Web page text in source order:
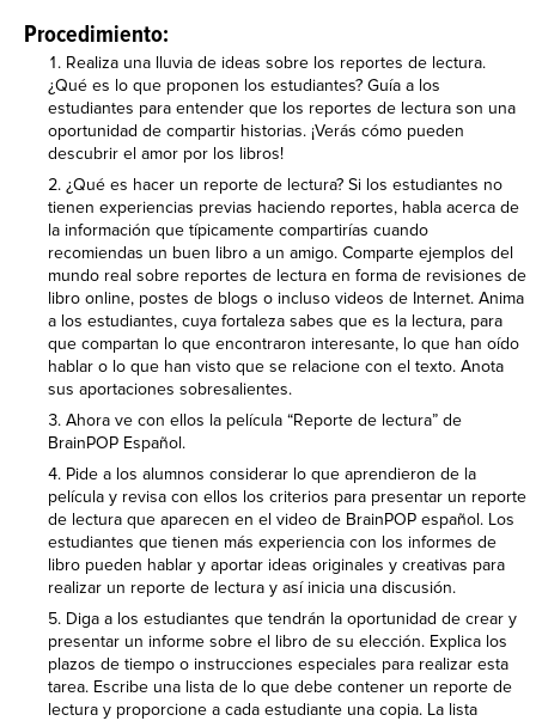
Procedimiento:
Realiza una lluvia de ideas sobre los reportes de lectura.
¿Qué es lo que proponen los estudiantes? Guía a los
estudiantes para entender que los reportes de lectura son una
oportunidad de compartir historias. ¡Verás cómo pueden
descubrir el amor por los libros!
¿Qué es hacer un reporte de lectura? Si los estudiantes no
tienen experiencias previas haciendo reportes, habla acerca de
la información que típicamente compartirías cuando
recomiendas un buen libro a un amigo. Comparte ejemplos del
mundo real sobre reportes de lectura en forma de revisiones de
libro online, postes de blogs o incluso videos de Internet. Anima
a los estudiantes, cuya fortaleza sabes que es la lectura, para
que compartan lo que encontraron interesante, lo que han oído
hablar o lo que han visto que se relacione con el texto. Anota
sus aportaciones sobresalientes.
Ahora ve con ellos la película “Reporte de lectura” de
BrainPOP Español.
Pide a los alumnos considerar lo que aprendieron de la
película y revisa con ellos los criterios para presentar un reporte
de lectura que aparecen en el video de BrainPOP español. Los
estudiantes que tienen más experiencia con los informes de
libro pueden hablar y aportar ideas originales y creativas para
realizar un reporte de lectura y así inicia una discusión.
Diga a los estudiantes que tendrán la oportunidad de crear y
presentar un informe sobre el libro de su elección. Explica los
plazos de tiempo o instrucciones especiales para realizar esta
tarea. Escribe una lista de lo que debe contener un reporte de
lectura y proporcione a cada estudiante una copia. La lista